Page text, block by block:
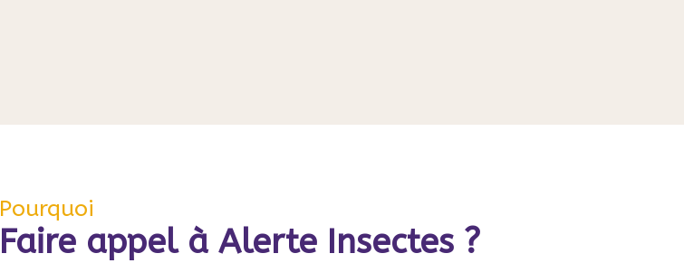
Pourquoi
Faire appel à Alerte Insectes ?